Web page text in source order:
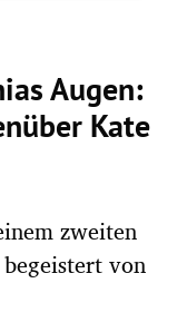
Augen:
Kate
zweiten
von